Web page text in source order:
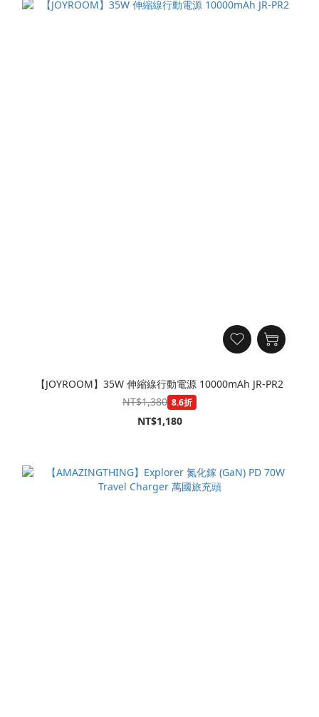
【JOYROOM】35W 伸縮線行動電源 10000mAh JR-PR2
NT$1,380 8.6折
NT$1,180